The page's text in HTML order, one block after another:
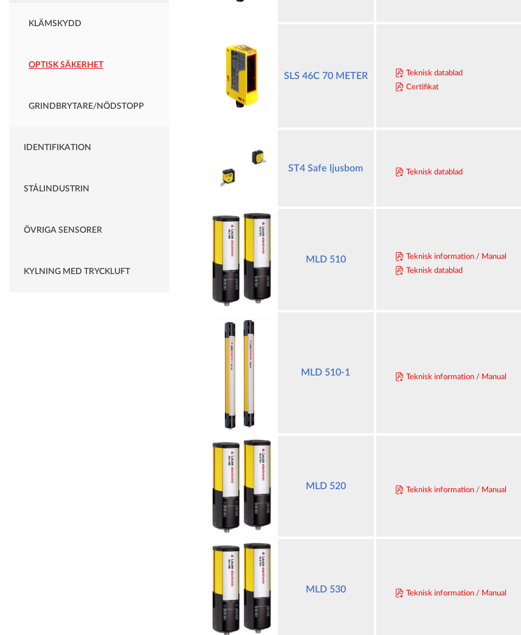
KLÄMSKYDD
OPTISK SÄKERHET
GRINDBRYTARE/NÖDSTOPP
IDENTIFIKATION
STÅLINDUSTRIN
ÖVRIGA SENSORER
KYLNING MED TRYCKLUFT
SLS 46C 70 METER
Teknisk datablad
Certifikat
ST4 Safe ljusbom Teknisk datablad
MLD 510
Teknisk information / Manual
Teknisk datablad
MLD 510-1 Teknisk information / Manual
MLD 520 Teknisk information / Manual
MLD 530 Teknisk information / Manual